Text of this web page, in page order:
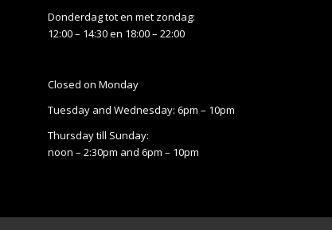
Donderdag tot en met zondag:
12:00 – 14:30 en 18:00 – 22:00
Closed on Monday
Tuesday and Wednesday: 6pm – 10pm
Thursday till Sunday:
noon – 2:30pm and 6pm – 10pm